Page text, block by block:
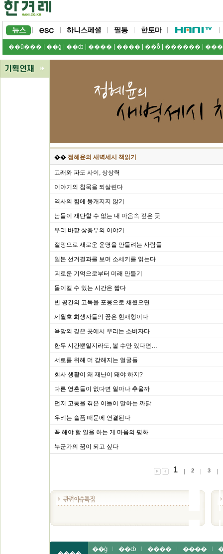
��ü��� ��ġ ��ȸ ���� ���� ��ȭ ������
�� 정혜윤의 새벽세시 책읽기
고래와 파도 사이, 상상력
이야기의 침묵을 되살린다
역사의 힘에 뭉개지지 않기
남들이 재단할 수 없는 내 마음속 깊은 곳
우리 바깥 상층부의 이야기
절망으로 새로운 운명을 만들려는 사람들
일본 선거결과를 보며 소세키를 읽는다
괴로운 기억으로부터 미래 만들기
돌이킬 수 있는 시간은 짧다
빈 공간의 고독을 포옹으로 채웠으면
세월호 희생자들의 꿈은 현재형이다
욕망의 깊은 곳에서 우리는 소비자다
한두 시간뿐일지라도, 볼 수만 있다면…
서로를 위해 더 강해지는 얼굴들
회사 생활이 왜 재난이 돼야 하지?
다른 영혼들이 없다면 얼마나 추울까
먼저 고통을 겪은 이들이 말하는 까닭
우리는 슬픔 때문에 연결된다
꼭 해야 할 일을 하는 게 마음의 평화
누군가의 꿈이 되고 싶다
1 2 3
��ġ ��ȸ ���� ����